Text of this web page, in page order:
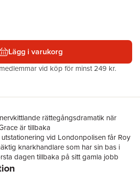
Lägg i varukorg
vid köp för minst 249 kr.
rättegångsdramatik när
är tillbaka
vid Londonpolisen får Roy
knarkhandlare som har sin bas i
dagen tillbaka på sitt gamla jobb
verkar vara ett motivlöst mord. Men